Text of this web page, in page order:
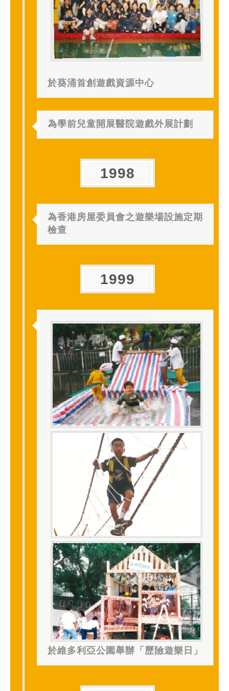
於葵涌首創遊戲資源中心
為學前兒童開展醫院遊戲外展計劃
1998
為香港房屋委員會之遊樂場設施定期
檢查
1999
於維多利亞公園舉辦「歷險遊樂日」